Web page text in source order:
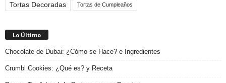
Tortas Decoradas Tortas de Cumpleaños
Lo Último
Chocolate de Dubai: ¿Cómo se Hace? e Ingredientes
Crumbl Cookies: ¿Qué es? y Receta